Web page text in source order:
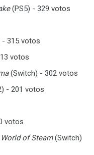
(PS5) - 329 votos
- 315 votos
votos
(Switch) - 302 votos
- 201 votos
votos
of Steam(Switch)